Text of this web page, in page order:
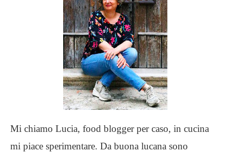
Mi chiamo Lucia, food blogger per caso, in cucina
mi piace sperimentare. Da buona lucana sono